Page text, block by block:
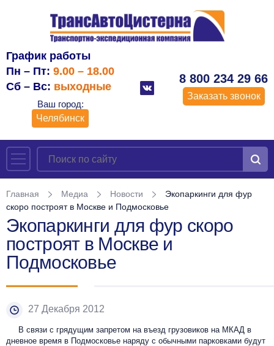
График работы
Пн – Пт: 9.00 – 18.00
Сб – Вс: выходные
Ваш город:
Челябинск
8 800 234 29 66
Заказать звонок
Главная Медиа Новости
Экопаркинги для фур
скоро построят в Москве и Подмосковье
Экопаркинги для фур скоро
построят в Москве и
Подмосковье
27 Декабря 2012
В связи с грядущим запретом на въезд грузовиков на МКАД в
дневное время в Подмосковье наряду с обычными парковками будут